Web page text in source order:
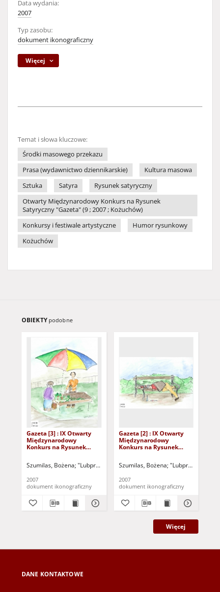
Data wydania:
2007
Typ zasobu:
dokument ikonograficzny
Więcej
Temat i słowa kluczowe:
Środki masowego przekazu
Prasa (wydawnictwo dziennikarskie)
Kultura masowa
Sztuka
Satyra
Rysunek satyryczny
Otwarty Międzynarodowy Konkurs na Rysunek
Satyryczny "Gazeta" (9 ; 2007 ; Kożuchów)
Konkursy i festiwale artystyczne
Humor rysunkowy
Kożuchów
OBIEKTY podobne
Gazeta [3] : IX Otwarty
Międzynarodowy
Konkurs na Rysunek
Szumilas, Bożena "Lubpress" (Zielona Góra) Kożuchowski Ośrodek
2007
dokument ikonograficzny
Gazeta [2] : IX Otwarty
Międzynarodowy
Konkurs na Rysunek
Szumilas, Bożena "Lubpress"
2007
dokument ikonograficzny
Więcej
DANE KONTAKTOWE